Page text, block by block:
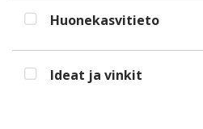
Huonekasvitieto
Ideat ja vinkit